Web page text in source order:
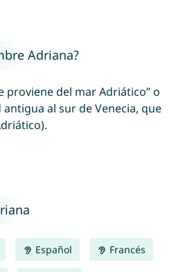
Adriana?
proviene del mar Adriático” o
antigua al sur de Venecia, que
Español Francés